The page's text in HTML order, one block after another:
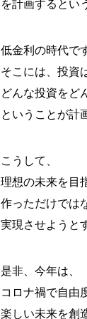
を計画するとい
低金利の時代で
そこには、投資
どんな投資をど
ということが計
こうして、
理想の未来を目
作っただけでは
実現させようと
是非、今年は、
コロナ禍で自由
楽しい未来を創